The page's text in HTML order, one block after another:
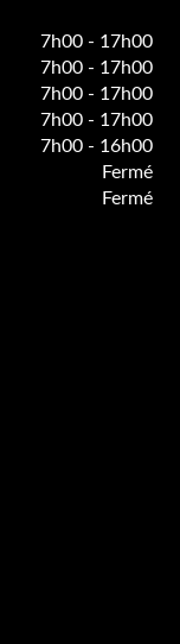
7h00 - 17h00
7h00 - 17h00
7h00 - 17h00
7h00 - 17h00
7h00 - 16h00
Fermé
Fermé